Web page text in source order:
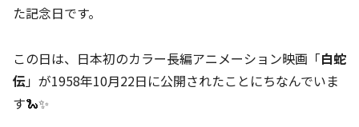
た記念日です。
この日は、日本初のカラー長編アニメーション映画「白蛇
伝」が1958年10月22日に公開されたことにちなんでいま
す🐍✨